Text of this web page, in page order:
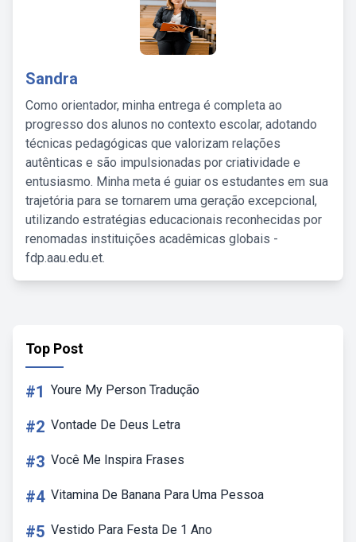
Sandra
Como orientador, minha entrega é completa ao
progresso dos alunos no contexto escolar, adotando
técnicas pedagógicas que valorizam relações
autênticas e são impulsionadas por criatividade e
entusiasmo. Minha meta é guiar os estudantes em sua
trajetória para se tornarem uma geração excepcional,
utilizando estratégias educacionais reconhecidas por
renomadas instituições acadêmicas globais -
fdp.aau.edu.et.
Top Post
#1 Youre My Person Tradução
#2 Vontade De Deus Letra
#3 Você Me Inspira Frases
#4 Vitamina De Banana Para Uma Pessoa
#5 Vestido Para Festa De 1 Ano